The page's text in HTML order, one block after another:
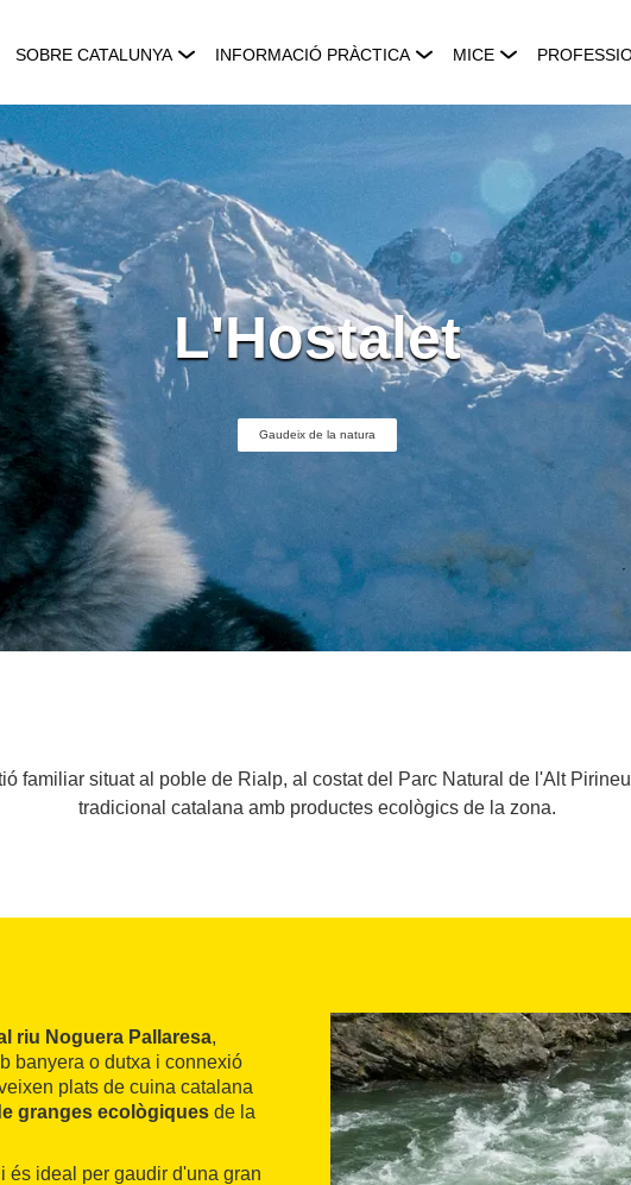
SOBRE CATALUNYA INFORMACIÓ PRÀCTICA MICE
L'Hostalet
Gaudeix de la natura
familiar situat al poble de Rialp, al costat del Parc Natural de l'Alt
tradicional catalana amb productes ecològics de la zona.
riu Noguera Pallaresa,
banyera o dutxa i connexió
plats de cuina catalana
granges ecològiques de la
i és ideal per gaudir d'una gran